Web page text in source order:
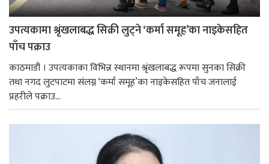
उपत्यकामा श्रृंखलाबद्ध सिक्री लुट्ने ‘कर्मा समूह’का नाइकेसहित
पाँच पक्राउ
काठमाडौं । उपत्यकाका विभिन्न स्थानमा श्रृंखलाबद्ध रूपमा सुनका सिक्री
तथा नगद लुटपाटमा संलग्न ‘कर्मा समूह’का नाइकेसहित पाँच जनालाई
प्रहरीले पक्राउ...